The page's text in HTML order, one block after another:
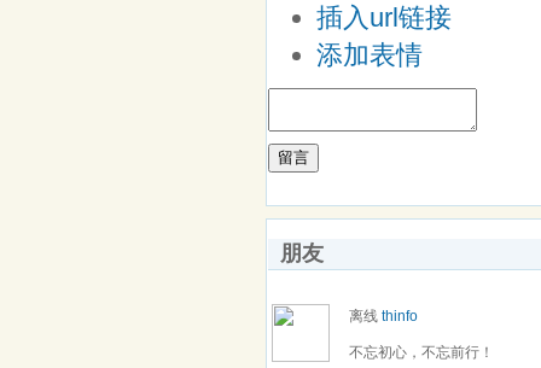
插入url链接
添加表情
留言
朋友
离线 thinfo
不忘初心，不忘前行！